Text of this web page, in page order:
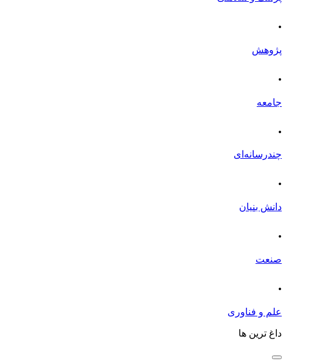
.
پژوهش
.
جامعه
.
چندرسانه‌ای
.
دانش بنیان
.
صنعت
.
علم و فناوری
داغ ترین ها